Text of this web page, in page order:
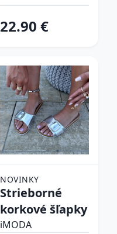
22.90 €
NOVINKY
Strieborné
korkové šľapky
iMODA